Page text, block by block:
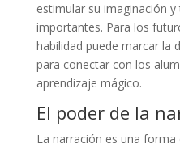
estimular su imaginación
importantes. Para los
habilidad puede marcar la
para conectar con los
aprendizaje mágico.
El poder de la
La narración es una